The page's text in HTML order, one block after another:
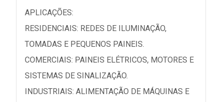
APLICAÇÕES:
RESIDENCIAIS: REDES DE ILUMINAÇÃO,
TOMADAS E PEQUENOS PAINEIS.
COMERCIAIS: PAINEIS ELÉTRICOS, MOTORES E
SISTEMAS DE SINALIZAÇÃO.
INDUSTRIAIS: ALIMENTAÇÃO DE MÁQUINAS E